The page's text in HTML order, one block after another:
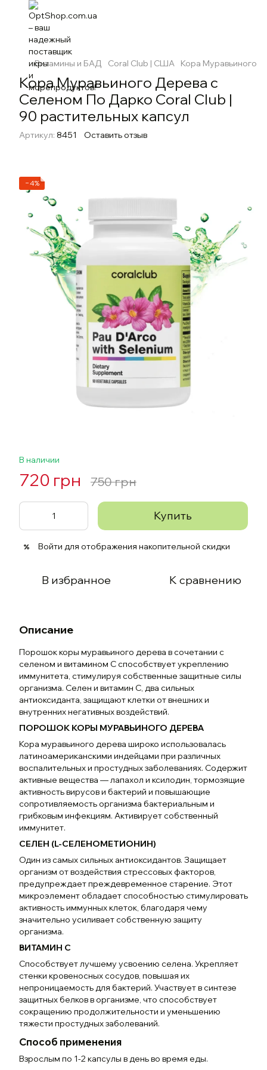
Витамины и БАД Coral Club | США Кора Муравьиного
Кора Муравьиного Дерева с
Селеном По Дарко Coral Club |
90 растительных капсул
Артикул: 8451 Оставить отзыв
−4%
В наличии
720 грн 750 грн
Купить
% Войти для отображения накопительной скидки
В избранное К сравнению
Описание
Порошок коры муравьиного дерева в сочетании с
селеном и витамином С способствует укреплению
иммунитета, стимулируя собственные защитные силы
организма. Селен и витамин С, два сильных
антиоксиданта, защищают клетки от внешних и
внутренних негативных воздействий.
ПОРОШОК КОРЫ МУРАВЬИНОГО ДЕРЕВА
Кора муравьиного дерева широко использовалась
латиноамериканскими индейцами при различных
воспалительных и простудных заболеваниях. Содержит
активные вещества — лапахол и ксилодин, тормозящие
активность вирусов и бактерий и повышающие
сопротивляемость организма бактериальным и
грибковым инфекциям. Активирует собственный
иммунитет.
СЕЛЕН (L-СЕЛЕНОМЕТИОНИН)
Один из самых сильных антиоксидантов. Защищает
организм от воздействия стрессовых факторов,
предупреждает преждевременное старение. Этот
микроэлемент обладает способностью стимулировать
активность иммунных клеток, благодаря чему
значительно усиливает собственную защиту
организма.
ВИТАМИН С
Способствует лучшему усвоению селена. Укрепляет
стенки кровеносных сосудов, повышая их
непроницаемость для бактерий. Участвует в синтезе
защитных белков в организме, что способствует
сокращению продолжительности и уменьшению
тяжести простудных заболеваний.
Способ применения
Взрослым по 1-2 капсулы в день во время еды.